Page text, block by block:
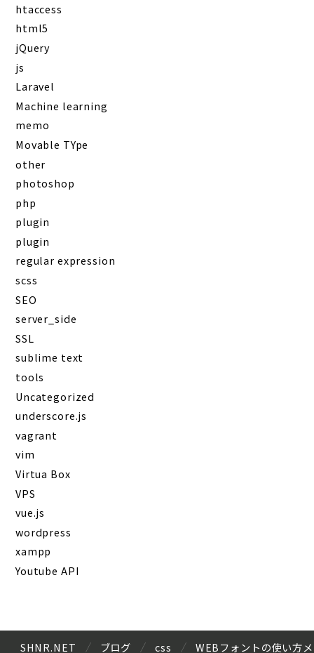
htaccess
html5
jQuery
js
Laravel
Machine learning
memo
Movable TYpe
other
photoshop
php
plugin
plugin
regular expression
scss
SEO
server_side
SSL
sublime text
tools
Uncategorized
underscore.js
vagrant
vim
Virtua Box
VPS
vue.js
wordpress
xampp
Youtube API
SHNR.NET ブログ css WEBフォントの使い方